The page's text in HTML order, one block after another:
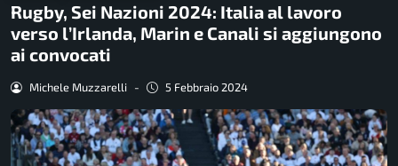
Rugby, Sei Nazioni 2024: Italia al lavoro
verso l’Irlanda, Marin e Canali si aggiungono
ai convocati
Michele Muzzarelli - 5 Febbraio 2024